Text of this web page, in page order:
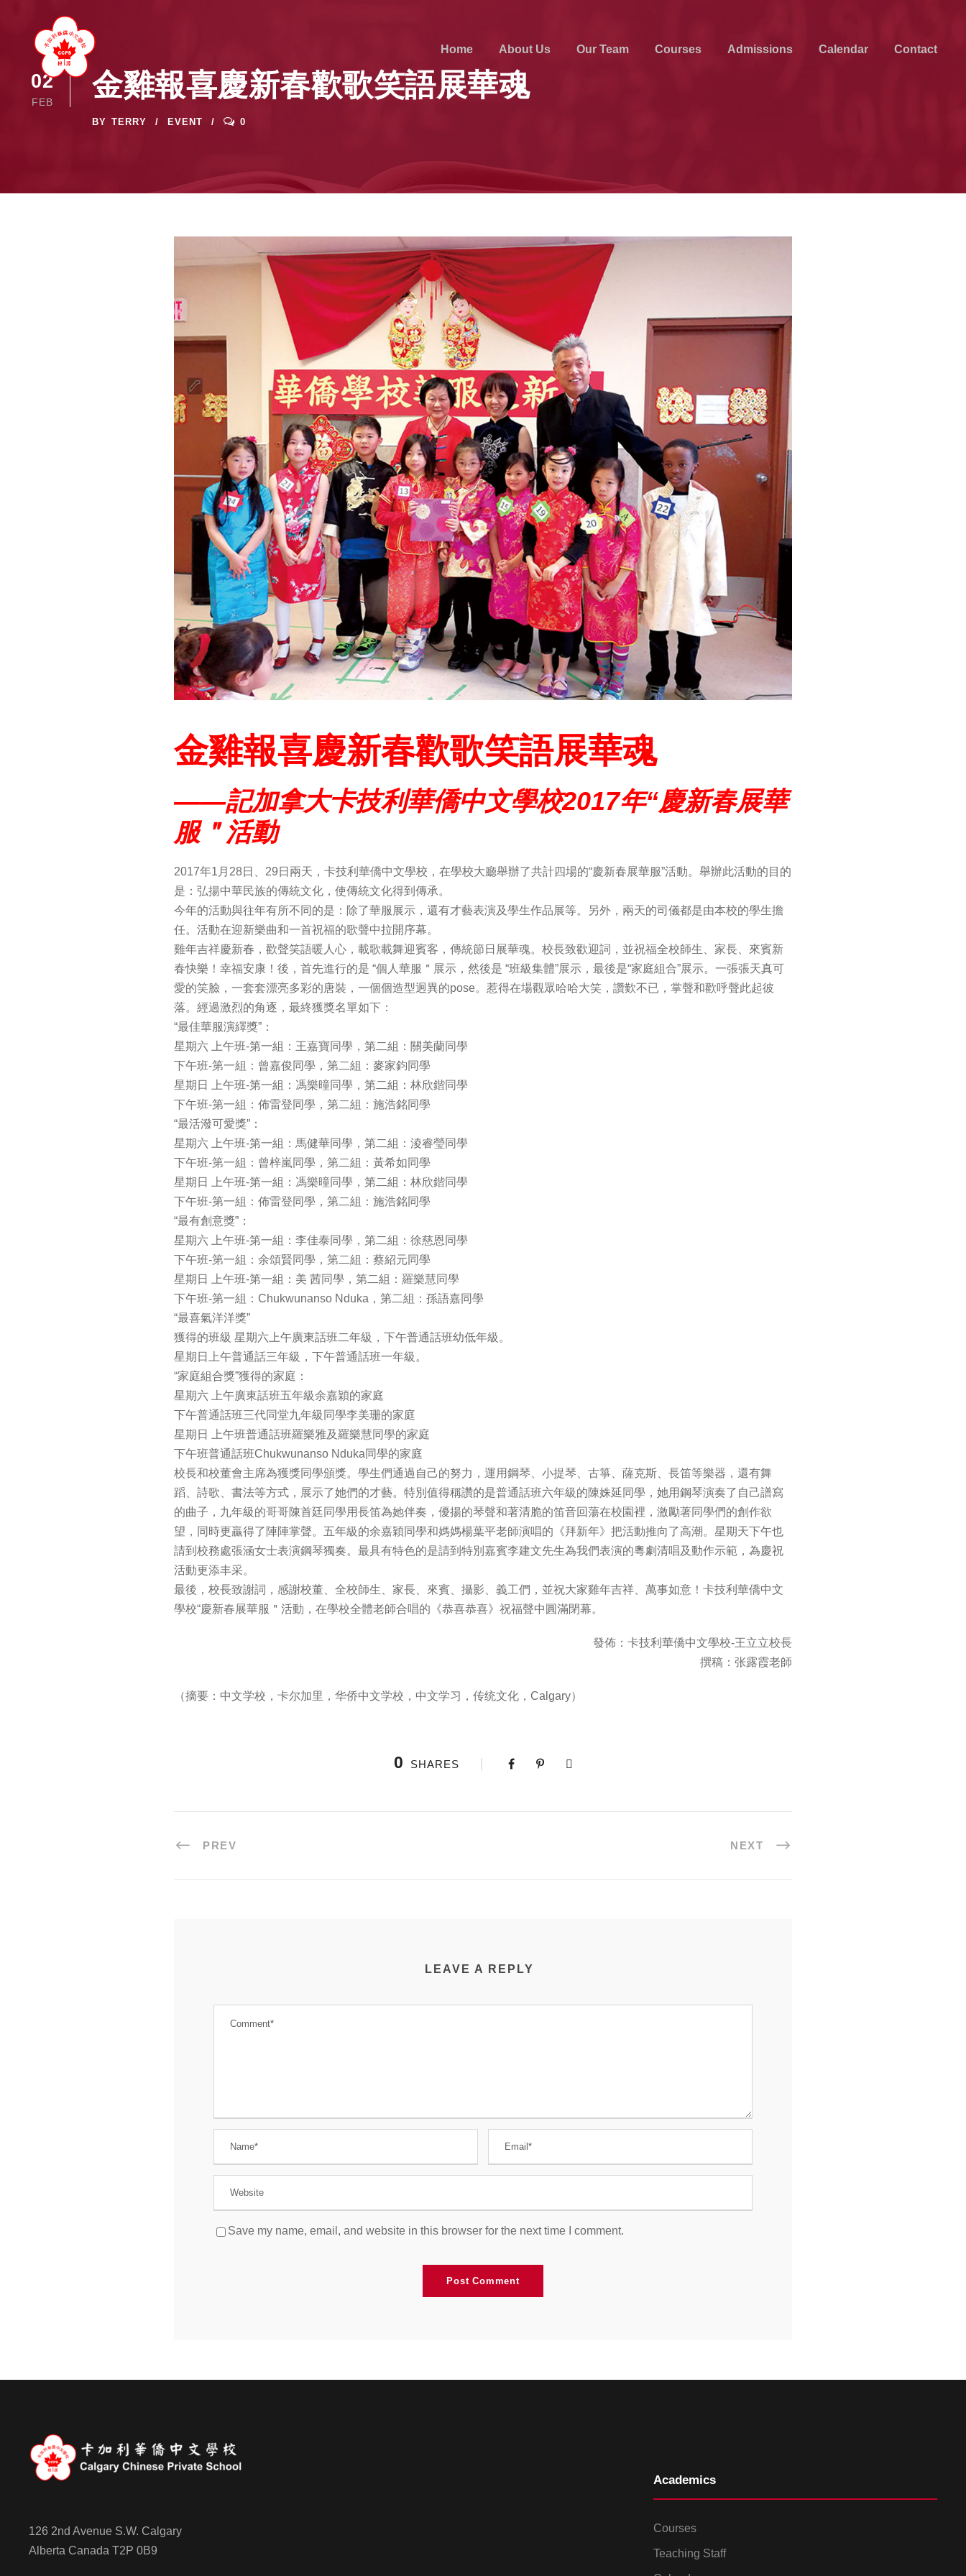
Home About Us Our Team Courses Admissions Calendar Contact
02
FEB 金雞報喜慶新春歡歌笑語展華魂
BY TERRY EVENT 0
金雞報喜慶新春歡歌笑語展華魂
——記加拿大卡技利華僑中文學校2017年“慶新春展華
服＂活動
2017年1月28日、29日兩天，卡技利華僑中文學校，在學校大廳舉辦了共計四場的“慶新春展華服”活動。舉辦此活動的目的
是：弘揚中華民族的傳統文化，使傳統文化得到傳承。
今年的活動與往年有所不同的是：除了華服展示，還有才藝表演及學生作品展等。另外，兩天的司儀都是由本校的學生擔
任。活動在迎新樂曲和一首祝福的歌聲中拉開序幕。
雞年吉祥慶新春，歡聲笑語暖人心，載歌載舞迎賓客，傳統節日展華魂。校長致歡迎詞，並祝福全校師生、家長、來賓新
春快樂！幸福安康！後，首先進行的是 “個人華服＂展示，然後是 “班級集體”展示，最後是“家庭組合”展示。一張張天真可
愛的笑臉，一套套漂亮多彩的唐裝，一個個造型迥異的pose。惹得在場觀眾哈哈大笑，讚歎不已，掌聲和歡呼聲此起彼
落。經過激烈的角逐，最終獲獎名單如下：
“最佳華服演繹獎”：
星期六 上午班-第一組：王嘉寶同學，第二組：關美蘭同學
下午班-第一組：曾嘉俊同學，第二組：麥家鈞同學
星期日 上午班-第一組：馮樂曈同學，第二組：林欣鍇同學
下午班-第一組：佈雷登同學，第二組：施浩銘同學
“最活潑可愛獎”：
星期六 上午班-第一組：馬健華同學，第二組：淩睿瑩同學
下午班-第一組：曾梓嵐同學，第二組：黃希如同學
星期日 上午班-第一組：馮樂曈同學，第二組：林欣鍇同學
下午班-第一組：佈雷登同學，第二組：施浩銘同學
“最有創意獎”：
星期六 上午班-第一組：李佳泰同學，第二組：徐慈恩同學
下午班-第一組：余頌賢同學，第二組：蔡紹元同學
星期日 上午班-第一組：美 茜同學，第二組：羅樂慧同學
下午班-第一組：Chukwunanso Nduka，第二組：孫語嘉同學
“最喜氣洋洋獎”
獲得的班級 星期六上午廣東話班二年級，下午普通話班幼低年級。
星期日上午普通話三年級，下午普通話班一年級。
“家庭組合獎”獲得的家庭：
星期六 上午廣東話班五年級余嘉穎的家庭
下午普通話班三代同堂九年級同學李美珊的家庭
星期日 上午班普通話班羅樂雅及羅樂慧同學的家庭
下午班普通話班Chukwunanso Nduka同學的家庭
校長和校董會主席為獲獎同學頒獎。學生們通過自己的努力，運用鋼琴、小提琴、古箏、薩克斯、長笛等樂器，還有舞
蹈、詩歌、書法等方式，展示了她們的才藝。特別值得稱讚的是普通話班六年級的陳姝延同學，她用鋼琴演奏了自己譜寫
的曲子，九年級的哥哥陳首廷同學用長笛為她伴奏，優揚的琴聲和著清脆的笛音回蕩在校園裡，激勵著同學們的創作欲
望，同時更贏得了陣陣掌聲。五年級的余嘉穎同學和媽媽楊葉平老師演唱的《拜新年》把活動推向了高潮。星期天下午也
請到校務處張涵女士表演鋼琴獨奏。最具有特色的是請到特別嘉賓李建文先生為我們表演的粵劇清唱及動作示範，為慶祝
活動更添丰采。
最後，校長致謝詞，感謝校董、全校師生、家長、來賓、攝影、義工們，並祝大家雞年吉祥、萬事如意！卡技利華僑中文
學校“慶新春展華服＂活動，在學校全體老師合唱的《恭喜恭喜》祝福聲中圓滿閉幕。
發佈：卡技利華僑中文學校-王立立校長
撰稿：张露霞老師
（摘要：中文学校，卡尔加里，华侨中文学校，中文学习，传统文化，Calgary）
0 SHARES
PREV NEXT
LEAVE A REPLY
Save my name, email, and website in this browser for the next time I comment.
126 2nd Avenue S.W. Calgary
Alberta Canada T2P 0B9
Academics
Courses
Teaching Staff